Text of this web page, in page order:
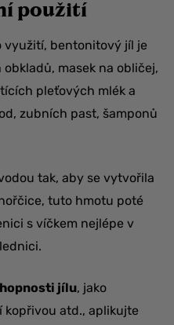
použití
využití, bentonitový jíl je
masek na obličej,
pleťových mlék a
zubních past, šamponů
tak, aby se vytvořila
tuto hmotu poté
s víčkem nejlépe v
jílu, jako
kopřivou atd., aplikujte